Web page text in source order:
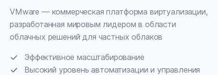
VMware — коммерческая платформа виртуализации,
разработанная мировым лидером в области
облачных решений для частных облаков
Эффективное масштабирование
Высокий уровень автоматизации и управления